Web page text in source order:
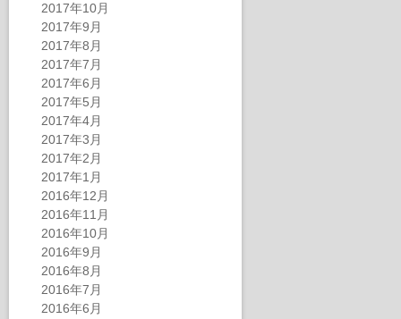
2017年10月
2017年9月
2017年8月
2017年7月
2017年6月
2017年5月
2017年4月
2017年3月
2017年2月
2017年1月
2016年12月
2016年11月
2016年10月
2016年9月
2016年8月
2016年7月
2016年6月